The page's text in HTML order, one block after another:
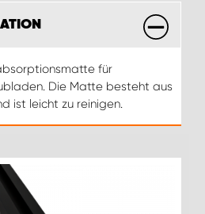
für
Die Matte besteht aus
ist leicht zu reinigen.